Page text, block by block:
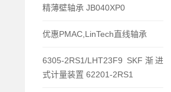
精薄壁轴承 JB040XP0
优惠PMAC,LinTech直线轴承
6305-2RS1/LHT23F9 SKF渐进
式计量装置 62201-2RS1